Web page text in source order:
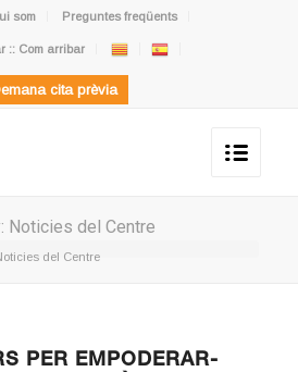
som Preguntes freqüents
:: Com arribar
cita prèvia
Noticies del Centre
del Centre
PER EMPODERAR-